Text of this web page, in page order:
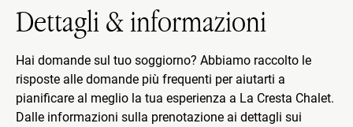
Dettagli & informazioni
Hai domande sul tuo soggiorno? Abbiamo raccolto le
risposte alle domande più frequenti per aiutarti a
pianificare al meglio la tua esperienza a La Cresta Chalet.
Dalle informazioni sulla prenotazione ai dettagli sui